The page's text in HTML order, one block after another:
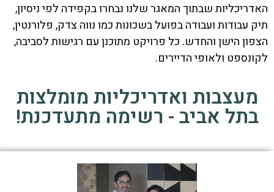
האדריכליות שבתוך המאגר שלנו נבחרו בקפידה לפי ניסיון,
תיק עבודות ועבודה בפועל בשכונות כמו נווה צדק, פלורנטין,
הצפון הישן והחדש. כל פרויקט מתוכנן עם רגישות לסביבה,
לקונספט ולאופי הדיירים.
מעצבות ואדריכליות מומלצות
בתל אביב - רשימה מתעדכנת!